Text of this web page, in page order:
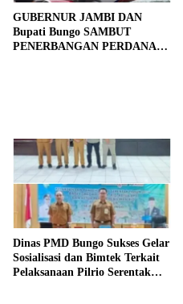
GUBERNUR JAMBI DAN
Bupati Bungo SAMBUT
PENERBANGAN PERDANA
Dinas PMD Bungo Sukses Gelar
Sosialisasi dan Bimtek Terkait
Pelaksanaan Pilrio Serentak